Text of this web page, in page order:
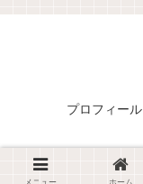
プロフィール
メニュー ホーム